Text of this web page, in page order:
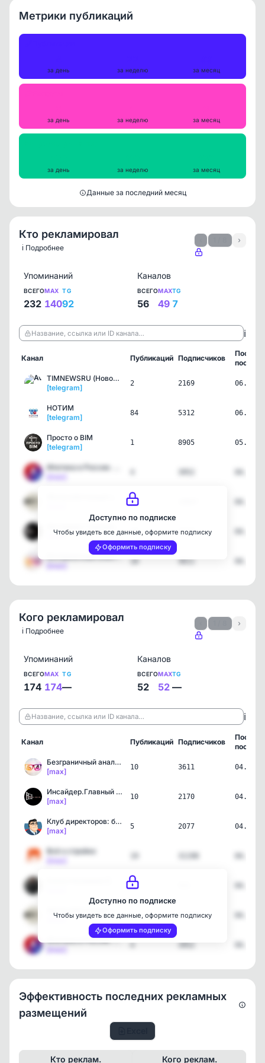
Метрики публикаций
за день за неделю за месяц
за день за неделю за месяц
за день за неделю за месяц
Данные за последний месяц
Кто рекламировал
ℹ️ Подробнее
›
Упоминаний
ВСЕГО
232
MAX
140
TG
92
Каналов
ВСЕГО
56
MAX
49
TG
7
Название, ссылка или ID канала… ℹ️
Канал Публикаций Подписчиков
пост
TIMNEWSRU (Новости по ТИ…
[telegram]
2 2169
НОТИМ
[telegram]
84 5312
Просто о BIM
[telegram]
1 8905
8
[max]
10 2170
Безграничный аналитик
10 3611
Доступно по подписке
Чтобы увидеть все данные, оформите подписку
Оформить подписку
Кого рекламировал
ℹ️ Подробнее
›
Упоминаний
ВСЕГО
174
MAX
174
TG
—
Каналов
ВСЕГО
52
MAX
52
TG
—
Название, ссылка или ID канала… ℹ️
Канал Публикаций Подписчиков
пост
Безграничный аналитик
[max]
10 3611
Инсайдер.Главный по домам
[max]
10 2170
Клуб директоров: бизнес,…
[max]
5 2077
Всё о стройке
11
[max]
9 17737
Ипотека в России. Новост…
4 3952
Доступно по подписке
Чтобы увидеть все данные, оформите подписку
Оформить подписку
Эффективность последних рекламных
размещений
Кто реклам. Кого реклам.